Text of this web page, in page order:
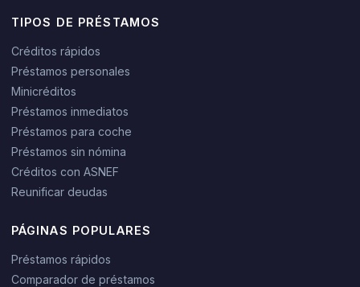
TIPOS DE PRÉSTAMOS
Créditos rápidos
Préstamos personales
Minicréditos
Préstamos inmediatos
Préstamos para coche
Préstamos sin nómina
Créditos con ASNEF
Reunificar deudas
PÁGINAS POPULARES
Préstamos rápidos
Comparador de préstamos